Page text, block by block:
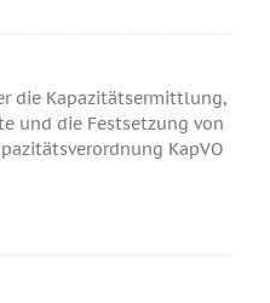
die Kapazitätsermittlung,
und die Festsetzung von
KapVO